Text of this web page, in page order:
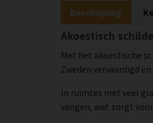
Beschrijving
Akoestisch
Met het akoestische
Zweden vervaardigd
In ruimtes met veel
vangen, wat zorgt